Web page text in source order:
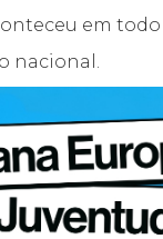
em todo
nacional.